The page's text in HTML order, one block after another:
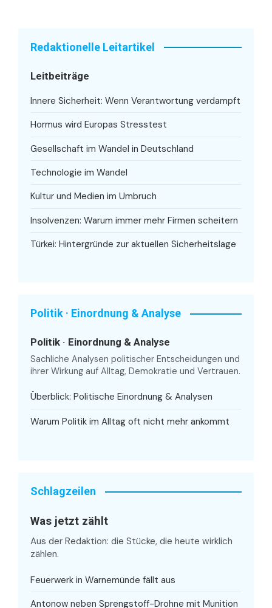
Redaktionelle Leitartikel
Leitbeiträge
Innere Sicherheit: Wenn Verantwortung verdampft
Hormus wird Europas Stresstest
Gesellschaft im Wandel in Deutschland
Technologie im Wandel
Kultur und Medien im Umbruch
Insolvenzen: Warum immer mehr Firmen scheitern
Türkei: Hintergründe zur aktuellen Sicherheitslage
Politik · Einordnung & Analyse
Politik · Einordnung & Analyse
Sachliche Analysen politischer Entscheidungen und
ihrer Wirkung auf Alltag, Demokratie und Vertrauen.
Überblick: Politische Einordnung & Analysen
Warum Politik im Alltag oft nicht mehr ankommt
Schlagzeilen
Was jetzt zählt
Aus der Redaktion: die Stücke, die heute wirklich
zählen.
Feuerwerk in Warnemünde fällt aus
Antonow neben Sprengstoff-Drohne mit Munition